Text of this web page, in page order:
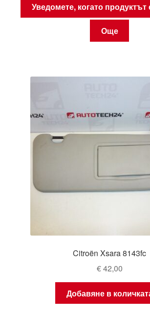
Уведомете, когато продуктът
Още
Citroën Xsara 8143fc
€42,00
Добавяне в